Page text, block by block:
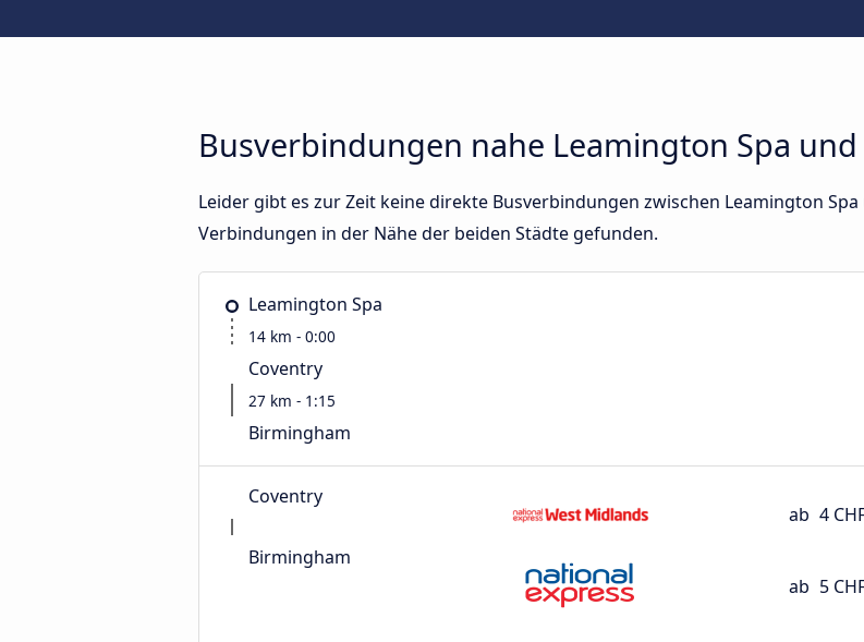
Busverbindungen nahe Leamington Spa
Leider gibt es zur Zeit keine direkte Busverbindungen zwischen Leamington
Verbindungen in der Nähe der beiden Städte gefunden.
Leamington Spa
14 km - 0:00
Coventry
27 km - 1:15
Birmingham
Coventry
Birmingham
ab 4
ab 5